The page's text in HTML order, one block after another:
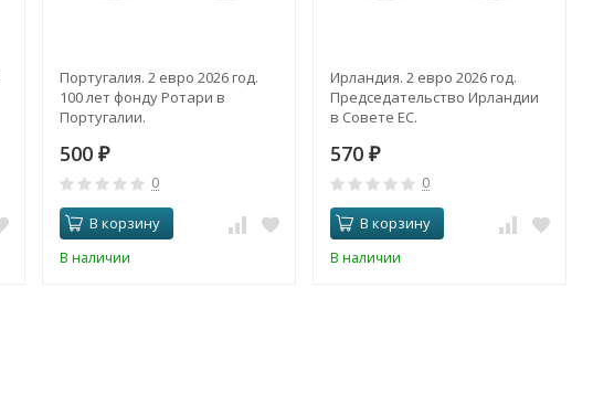
Португалия. 2 евро 2026 год.
100 лет фонду Ротари в
Португалии.
500 ₽
0
В корзину
В наличии
Ирландия. 2 евро 2026 год.
Председательство Ирландии
в Совете ЕС.
570 ₽
0
В корзину
В наличии